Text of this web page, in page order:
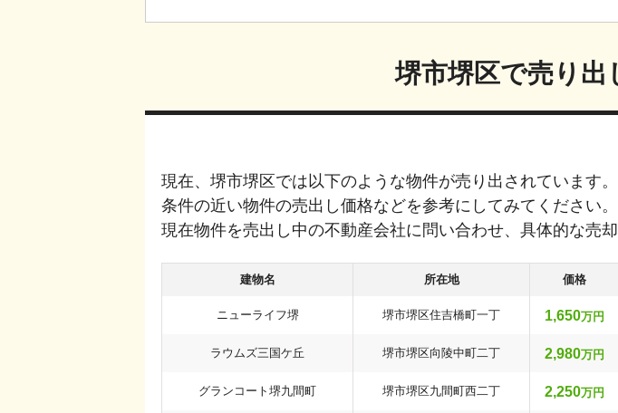
堺市堺区で売り出
現在、 堺市堺区では以下のような物件が売り出されています。
条件の近い物件の売出し価格などを参考にしてみてください。
現在物件を売出し中の不動産会社に問い合わせ、具体的な売
建物名 所在地 価格
ニューライフ堺 堺市堺区住吉橋町一丁 1,650万円
ラウムズ三国ケ丘 堺市堺区向陵中町二丁 2,980万円
グランコート堺九間町 堺市堺区九間町西二丁 2,250万円